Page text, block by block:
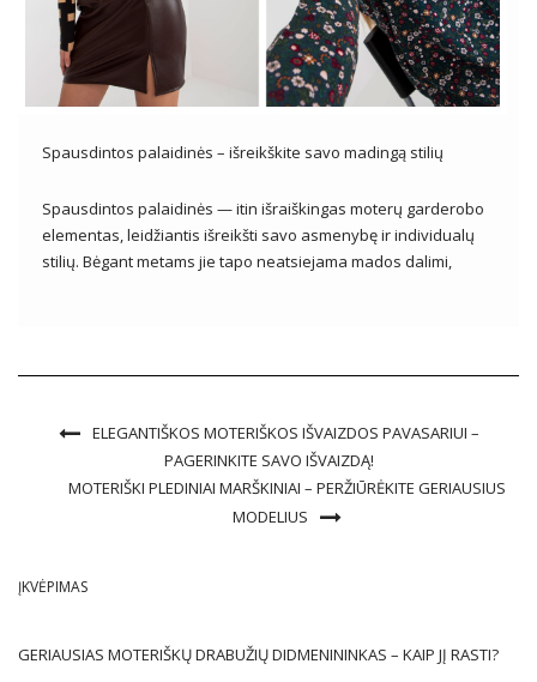
Spausdintos palaidinės – išreikškite savo madingą stilių
Spausdintos palaidinės — itin išraiškingas moterų garderobo
elementas, leidžiantis išreikšti savo asmenybę ir individualų
stilių. Bėgant metams jie tapo neatsiejama mados dalimi,
ELEGANTIŠKOS MOTERIŠKOS IŠVAIZDOS PAVASARIUI –
PAGERINKITE SAVO IŠVAIZDĄ!
MOTERIŠKI PLEDINIAI MARŠKINIAI – PERŽIŪRĖKITE GERIAUSIUS
MODELIUS
ĮKVĖPIMAS
GERIAUSIAS MOTERIŠKŲ DRABUŽIŲ DIDMENININKAS – KAIP JĮ RASTI?